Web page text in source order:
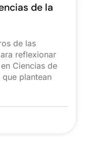
de la
de las
reflexionar
Ciencias de
plantean